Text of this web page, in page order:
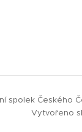
spolek Českého
Vytvořeno